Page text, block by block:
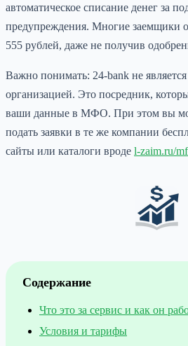
автоматическое списание денег за
предупреждения. Многие заемщики
555 рублей, даже не получив
Важно понимать: 24-bank не
организацией. Это посредник,
ваши данные в МФО. При этом вы
подать заявки в те же компании
сайты или каталоги вроде l-zaim.ru/
Содержание
Что это за сервис и как он
Условия и тарифы